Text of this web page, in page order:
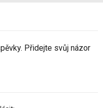
Přidejte svůj názor